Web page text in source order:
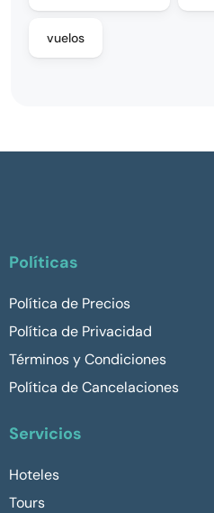
vuelos
Políticas
Política de Precios
Política de Privacidad
Términos y Condiciones
Política de Cancelaciones
Servicios
Hoteles
Tours